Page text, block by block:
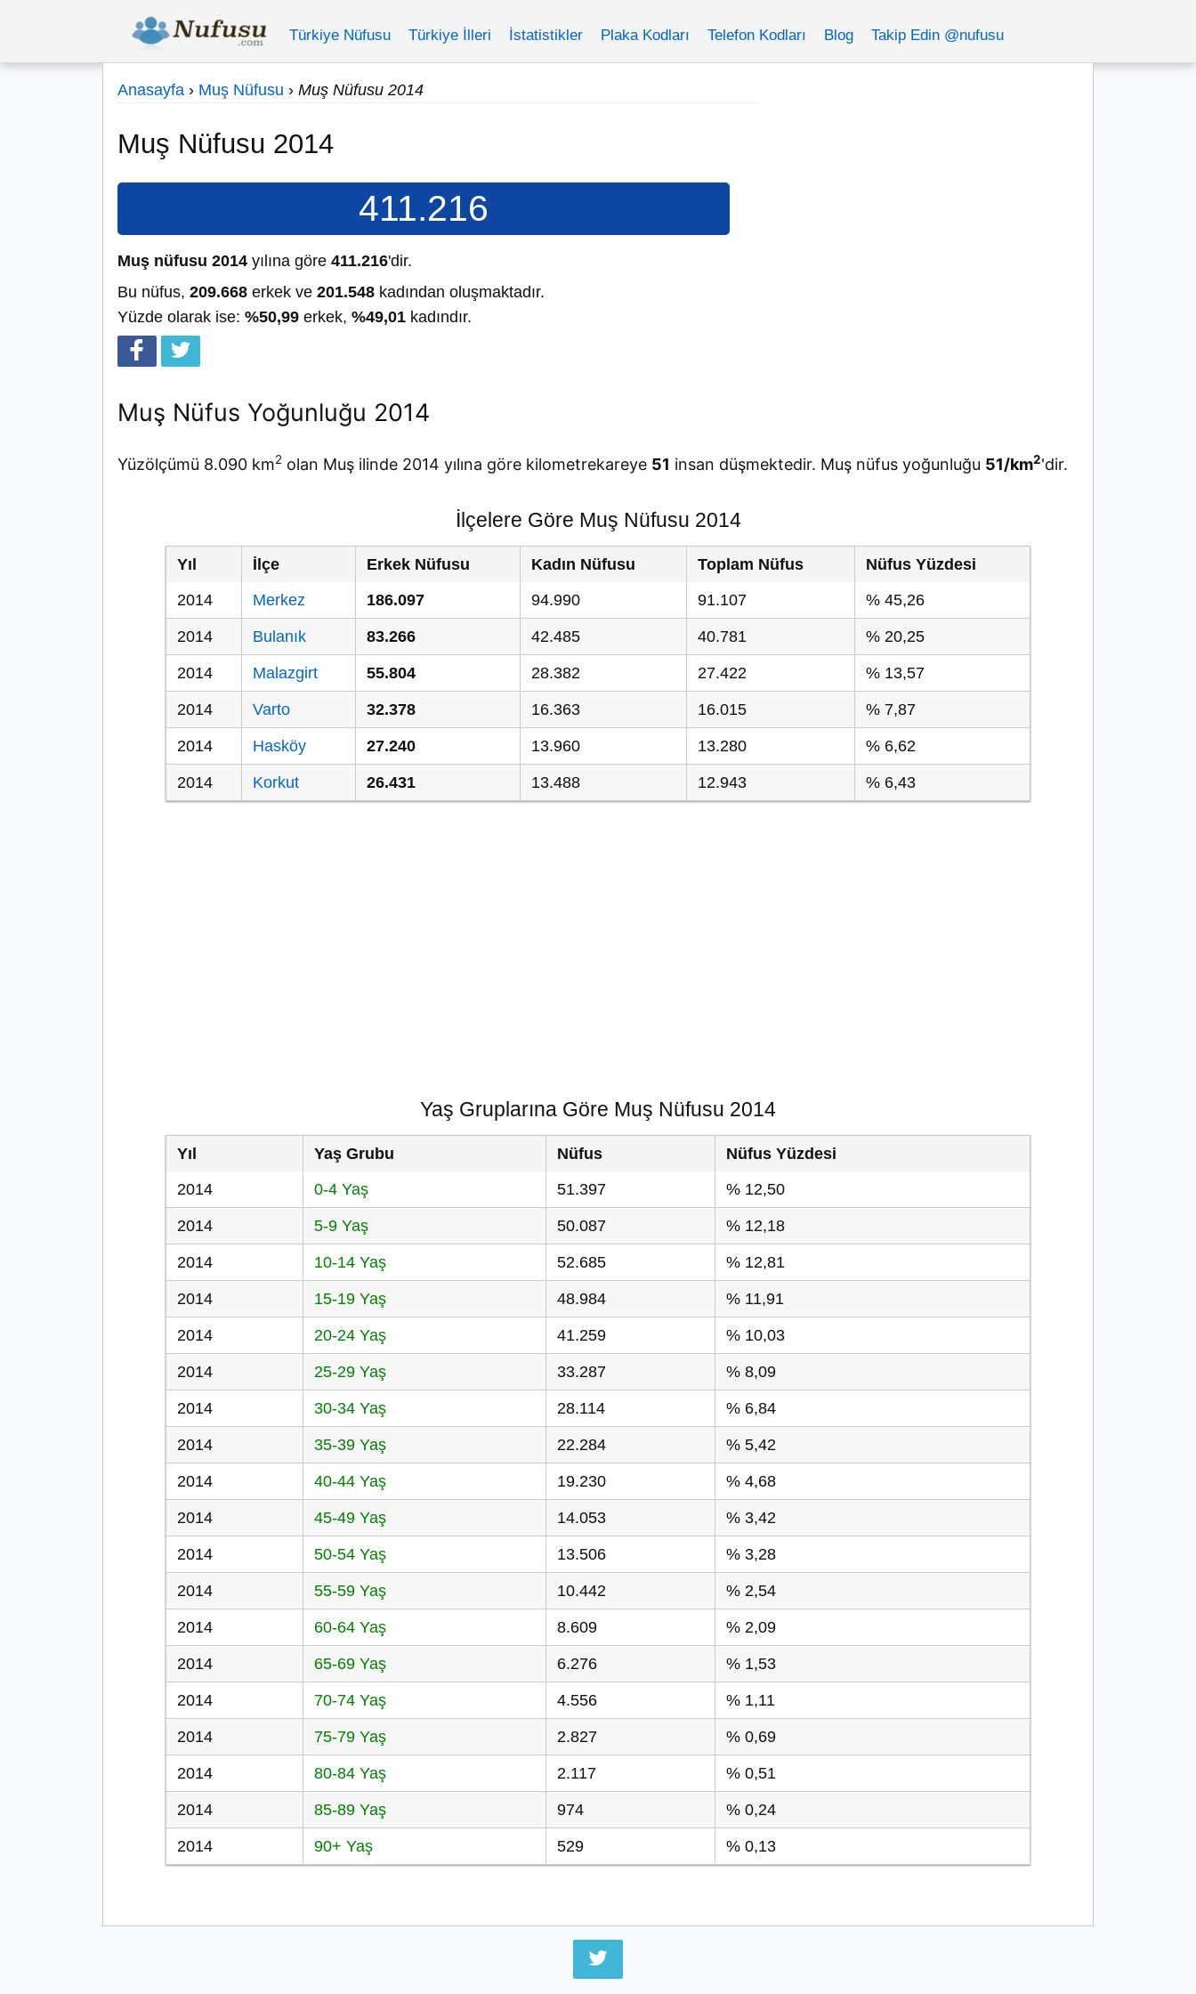
Türkiye Nüfusu Türkiye İlleri İstatistikler Plaka Kodları Telefon Kodları Blog Takip Edin @nufusu
Anasayfa › Muş Nüfusu › Muş Nüfusu 2014
Muş Nüfusu 2014
411.216
Muş nüfusu 2014 yılına göre 411.216'dir.
Bu nüfus, 209.668 erkek ve 201.548 kadından oluşmaktadır.
Yüzde olarak ise: %50,99 erkek, %49,01 kadındır.
Muş Nüfus Yoğunluğu 2014
Yüzölçümü 8.090 km2 olan Muş ilinde 2014 yılına göre kilometrekareye 51 insan düşmektedir. Muş nüfus yoğunluğu 51/km2'dir.
İlçelere Göre Muş Nüfusu 2014
Yıl İlçe Erkek Nüfusu Kadın Nüfusu Toplam Nüfus
Nüfus Yüzdesi
2014
Merkez 186.097 94.990 91.107 % 45,26
2014 Bulanık 83.266 42.485 40.781 % 20,25
2014 Malazgirt 55.804 28.382 27.422 % 13,57
2014 Varto 32.378 16.363 16.015 % 7,87
2014 Hasköy 27.240 13.960 13.280 % 6,62
2014 Korkut 26.431 13.488 12.943 % 6,43
Yaş Gruplarına Göre Muş Nüfusu 2014
Yıl Yaş Grubu Nüfus
Nüfus Yüzdesi
2014
0-4 Yaş 51.397 % 12,50
2014 5-9 Yaş 50.087 % 12,18
2014 10-14 Yaş 52.685 % 12,81
2014 15-19 Yaş 48.984 % 11,91
2014 20-24 Yaş 41.259 % 10,03
2014 25-29 Yaş 33.287 % 8,09
2014 30-34 Yaş 28.114 % 6,84
2014 35-39 Yaş 22.284 % 5,42
2014 40-44 Yaş 19.230 % 4,68
2014 45-49 Yaş 14.053 % 3,42
2014 50-54 Yaş 13.506 % 3,28
2014 55-59 Yaş 10.442 % 2,54
2014 60-64 Yaş 8.609 % 2,09
2014 65-69 Yaş 6.276 % 1,53
2014 70-74 Yaş 4.556 % 1,11
2014 75-79 Yaş 2.827 % 0,69
2014 80-84 Yaş 2.117 % 0,51
2014 85-89 Yaş 974 % 0,24
2014 90+ Yaş 529 % 0,13